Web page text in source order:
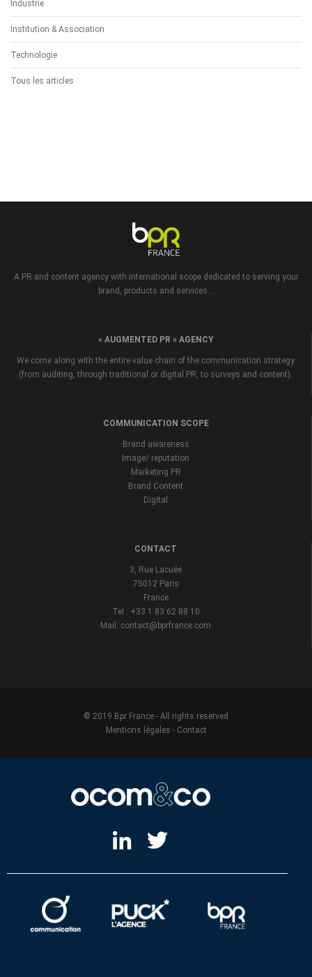
Industrie
Institution & Association
Technologie
Tous les articles
A PR and content agency with international scope dedicated to serving your
brand, products and services...
« AUGMENTED PR » AGENCY
We come along with the entire value chain of the communication strategy
(from auditing, through traditional or digital PR, to surveys and content).
COMMUNICATION SCOPE
Brand awareness
Image/ reputation
Marketing PR
Brand Content
Digital
CONTACT
3, Rue Lacuée
75012 Paris
France
Tel : +33 1 83 62 88 10
Mail: contact@bprfrance.com
© 2019 Bpr France - All rights reserved
Mentions légales - Contact